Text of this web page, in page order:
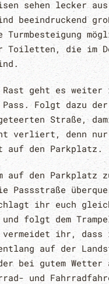
sehen lecker
beeindruckend
Toiletten, die im
Rast geht es weiter
Folgt dazu
Straße,
verliert, denn
den Parkplatz.
auf den Parkplatz
Passstraße
ihr euch
und folgt dem
vermeidet ihr,
auf der
bei gutem Wetter
und